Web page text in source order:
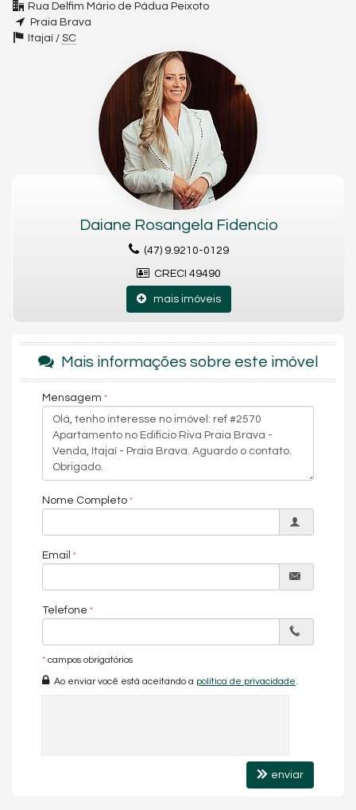
Rua Delfim Mário de Pádua Peixoto
Praia Brava
Itajaí / SC
Daiane Rosangela Fidencio
(47) 9.9210-0129
CRECI 49490
mais imóveis
Mais informações sobre este imóvel
Mensagem
Nome Completo
Email
Telefone
* campos obrigatórios
Ao enviar você está aceitando a política de privacidade.
enviar